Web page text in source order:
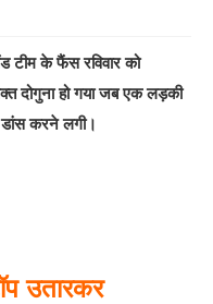
टीम के फैंस रविवार को
दोगुना हो गया जब एक लड़की
करने लगी।
उतारकर